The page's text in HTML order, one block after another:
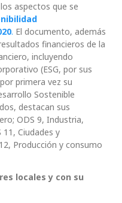
aspectos que se
. El documento, además
financieros de la
incluyendo
(ESG, por sus
primera vez su
Sostenible
destacan sus
ODS 9, Industria,
Ciudades y
Producción y consumo
locales y con su